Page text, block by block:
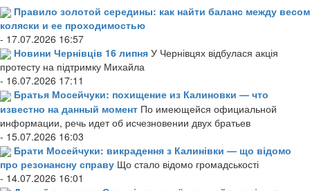
Правило золотой середины: как найти баланс между весом
коляски и ее проходимостью
- 17.07.2026 16:57
Новини Чернівців 16 липня У Чернівцях відбулася акція
протесту на підтримку Михайла
- 16.07.2026 17:11
Братья Мосейчуки: похищение из Калиновки — что
известно на данный момент По имеющейся официальной
информации, речь идет об исчезновении двух братьев
- 15.07.2026 16:03
Брати Мосейчуки: викрадення з Калинівки — що відомо
про резонансну справу Що стало відомо громадськості
- 14.07.2026 16:01